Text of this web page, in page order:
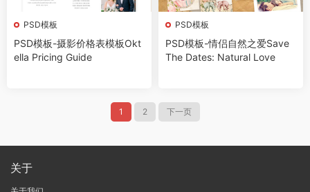
PSD模板
PSD模板-摄影价格表模板Okt
ella Pricing Guide
PSD模板
PSD模板-情侣自然之爱Save
The Dates: Natural Love
1 2 下一页
关于